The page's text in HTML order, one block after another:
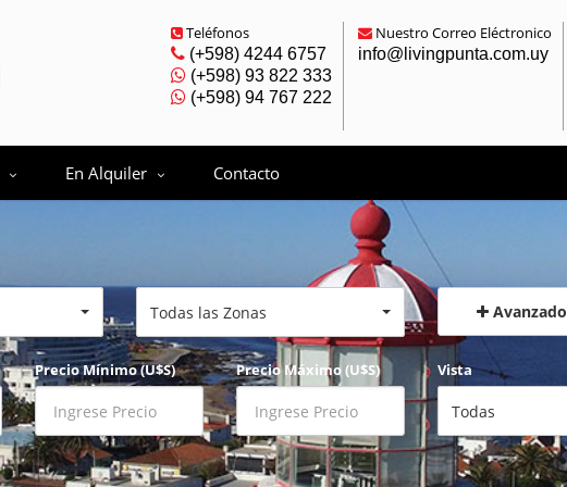
Teléfonos
(+598) 4244 6757
(+598) 93 822 333
(+598) 94 767 222
Nuestro Correo Eléctronico
info@livingpunta.com.uy
En Alquiler Contacto
Todas las Zonas Avanzado
Precio Mínimo (U$S) Precio Máximo (U$S) Vista
Todas